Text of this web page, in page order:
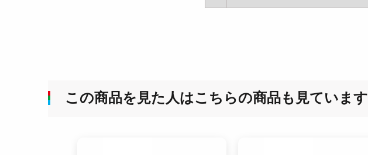
この商品を見た人はこちらの商品も見ています